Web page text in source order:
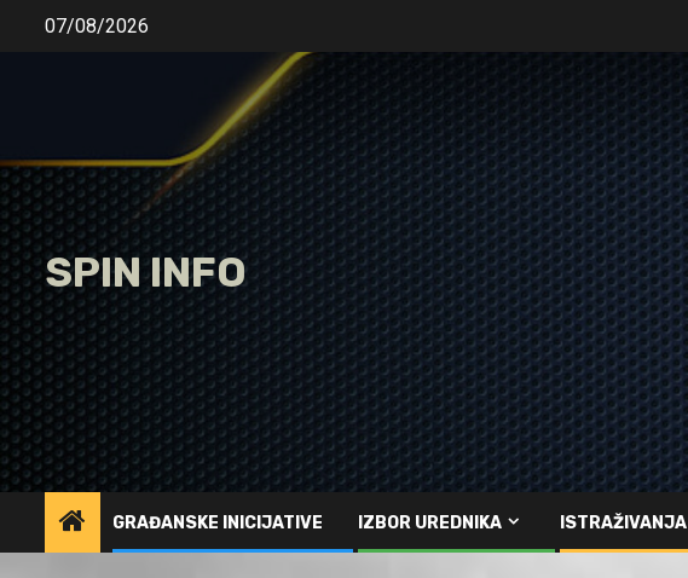
07/08/2026
SPIN INFO
GRAĐANSKE INICIJATIVE IZBOR UREDNIKA ISTRAŽIVANJA